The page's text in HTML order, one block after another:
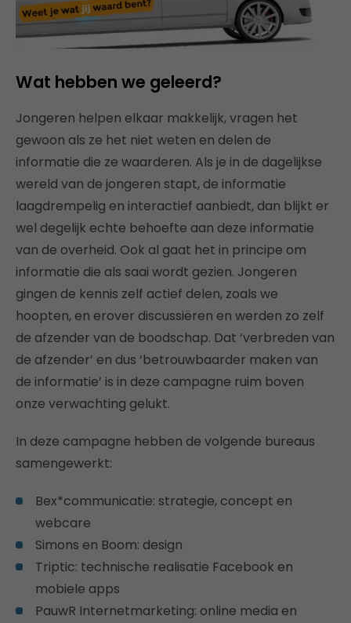
Wat hebben we geleerd?
Jongeren helpen elkaar makkelijk, vragen het
gewoon als ze het niet weten en delen de
informatie die ze waarderen. Als je in de dagelijkse
wereld van de jongeren stapt, de informatie
laagdrempelig en interactief aanbiedt, dan blijkt er
wel degelijk echte behoefte aan deze informatie
van de overheid. Ook al gaat het in principe om
informatie die als saai wordt gezien. Jongeren
gingen de kennis zelf actief delen, zoals we
hoopten, en erover discussiëren en werden zo zelf
de afzender van de boodschap. Dat ‘verbreden van
de afzender’ en dus ‘betrouwbaarder maken van
de informatie’ is in deze campagne ruim boven
onze verwachting gelukt.
In deze campagne hebben de volgende bureaus
samengewerkt:
Bex*communicatie: strategie, concept en
webcare
Simons en Boom: design
Triptic: technische realisatie Facebook en
mobiele apps
PauwR Internetmarketing: online media en